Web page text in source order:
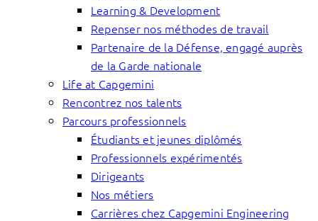
Learning & Development
Repenser nos méthodes de travail
Partenaire de la Défense, engagé auprès
de la Garde nationale
Life at Capgemini
Rencontrez nos talents
Parcours professionnels
Étudiants et jeunes diplômés
Professionnels expérimentés
Dirigeants
Nos métiers
Carrières chez Capgemini Engineering